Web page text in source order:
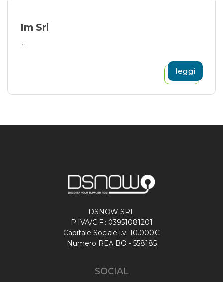
Im Srl
...
leggi
DSNOW SRL
P.IVA/C.F.: 03951081201
Capitale Sociale i.v. 10.000€
Numero REA BO - 558185
SOCIAL